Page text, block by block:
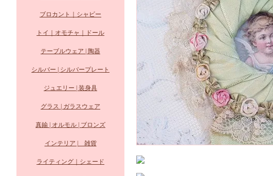
ブロカント｜シャビー
トイ｜オモチャ｜ドール
テーブルウェア | 陶器
シルバー | シルバープレート
ジュエリー | 装身具
グラス | ガラスウェア
真鍮 | オルモル | ブロンズ
インテリア | 雑貨
ライティング｜シェード